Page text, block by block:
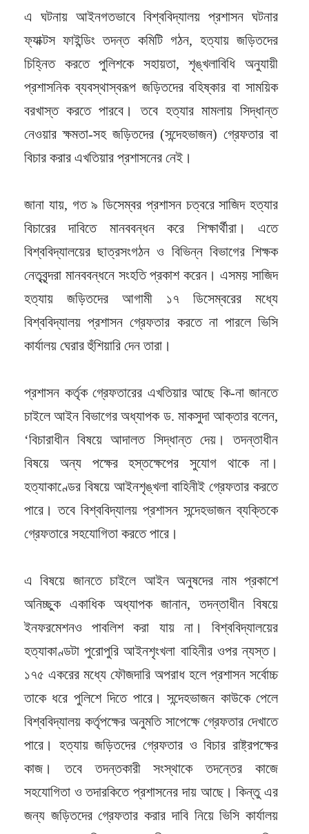
এ ঘটনায় আইনগতভাবে বিশ্ববিদ্যালয় প্রশাসন ঘটনার
ফ্যাক্টস ফাইন্ডিং তদন্ত কমিটি গঠন, হত্যায় জড়িতদের
চিহ্নিত করতে পুলিশকে সহায়তা, শৃঙ্খলাবিধি অনুযায়ী
প্রশাসনিক ব্যবস্থাস্বরূপ জড়িতদের বহিষ্কার বা সাময়িক
বরখাস্ত করতে পারবে। তবে হত্যার মামলায় সিদ্ধান্ত
নেওয়ার ক্ষমতা-সহ জড়িতদের (সন্দেহভাজন) গ্রেফতার বা
বিচার করার এখতিয়ার প্রশাসনের নেই।
জানা যায়, গত ৯ ডিসেম্বর প্রশাসন চত্বরে সাজিদ হত্যার
বিচারের দাবিতে মানববন্ধন করে শিক্ষার্থীরা। এতে
বিশ্ববিদ্যালয়ের ছাত্রসংগঠন ও বিভিন্ন বিভাগের শিক্ষক
নেতৃবৃন্দরা মানববন্ধনে সংহতি প্রকাশ করেন। এসময় সাজিদ
হত্যায় জড়িতদের আগামী ১৭ ডিসেম্বরের মধ্যে
বিশ্ববিদ্যালয় প্রশাসন গ্রেফতার করতে না পারলে ভিসি
কার্যালয় ঘেরার হুঁশিয়ারি দেন তারা।
প্রশাসন কর্তৃক গ্রেফতারের এখতিয়ার আছে কি-না জানতে
চাইলে আইন বিভাগের অধ্যাপক ড. মাকসুদা আক্তার বলেন,
‘বিচারাধীন বিষয়ে আদালত সিদ্ধান্ত দেয়। তদন্তাধীন
বিষয়ে অন্য পক্ষের হস্তক্ষেপের সুযোগ থাকে না।
হত্যাকাণ্ডের বিষয়ে আইনশৃঙ্খলা বাহিনীই গ্রেফতার করতে
পারে। তবে বিশ্ববিদ্যালয় প্রশাসন সন্দেহভাজন ব্যক্তিকে
গ্রেফতারে সহযোগিতা করতে পারে।
এ বিষয়ে জানতে চাইলে আইন অনুষদের নাম প্রকাশে
অনিচ্ছুক একাধিক অধ্যাপক জানান, তদন্তাধীন বিষয়ে
ইনফরমেশনও পাবলিশ করা যায় না। বিশ্ববিদ্যালয়ের
হত্যাকাণ্ডটা পুরোপুরি আইনশৃংখলা বাহিনীর ওপর ন্যস্ত।
১৭৫ একরের মধ্যে ফৌজদারি অপরাধ হলে প্রশাসন সর্বোচ্চ
তাকে ধরে পুলিশে দিতে পারে। সন্দেহভাজন কাউকে পেলে
বিশ্ববিদ্যালয় কর্তৃপক্ষের অনুমতি সাপেক্ষে গ্রেফতার দেখাতে
পারে। হত্যায় জড়িতদের গ্রেফতার ও বিচার রাষ্ট্রপক্ষের
কাজ। তবে তদন্তকারী সংস্থাকে তদন্তের কাজে
সহযোগিতা ও তদারকিতে প্রশাসনের দায় আছে। কিন্তু এর
জন্য জড়িতদের গ্রেফতার করার দাবি নিয়ে ভিসি কার্যালয়